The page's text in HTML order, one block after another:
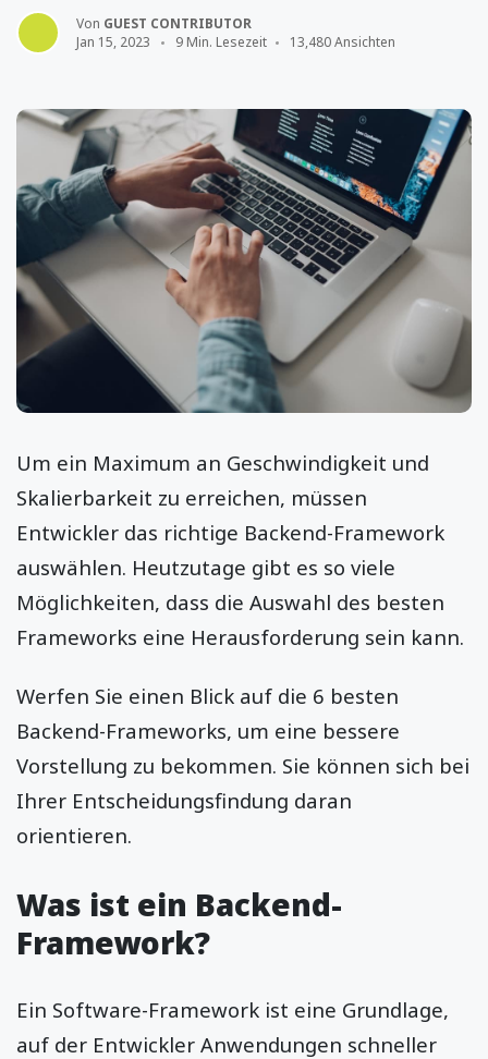
Von GUEST CONTRIBUTOR
Jan 15, 2023
9 Min. Lesezeit 13,480 Ansichten
Um ein Maximum an Geschwindigkeit und
Skalierbarkeit zu erreichen, müssen
Entwickler das richtige Backend-Framework
auswählen. Heutzutage gibt es so viele
Möglichkeiten, dass die Auswahl des besten
Frameworks eine Herausforderung sein kann.
Werfen Sie einen Blick auf die 6 besten
Backend-Frameworks, um eine bessere
Vorstellung zu bekommen. Sie können sich bei
Ihrer Entscheidungsfindung daran
orientieren.
Was ist ein Backend-
Framework?
Ein Software-Framework ist eine Grundlage,
auf der Entwickler Anwendungen schneller